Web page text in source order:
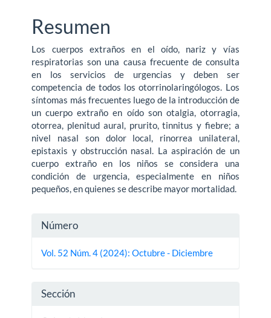
Resumen
Los cuerpos extraños en el oído, nariz y vías
respiratorias son una causa frecuente de consulta
en los servicios de urgencias y deben ser
competencia de todos los otorrinolaringólogos. Los
síntomas más frecuentes luego de la introducción de
un cuerpo extraño en oído son otalgia, otorragia,
otorrea, plenitud aural, prurito, tinnitus y fiebre; a
nivel nasal son dolor local, rinorrea unilateral,
epistaxis y obstrucción nasal. La aspiración de un
cuerpo extraño en los niños se considera una
condición de urgencia, especialmente en niños
pequeños, en quienes se describe mayor mortalidad.
Detalles
del
Número
Vol. 52 Núm. 4 (2024): Octubre - Diciembre
Sección